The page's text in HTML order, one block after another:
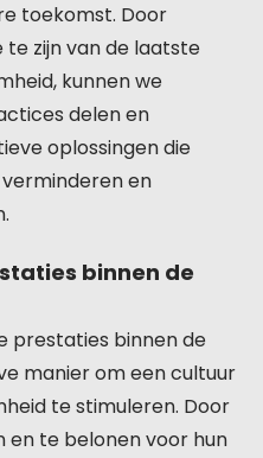
toekomst. Door
zijn van de laatste
kunnen we
delen en
oplossingen die
en
binnen de
prestaties binnen de
manier om een cultuur
te stimuleren. Door
te belonen voor hun